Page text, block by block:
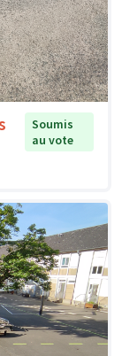
Soumis
au vote